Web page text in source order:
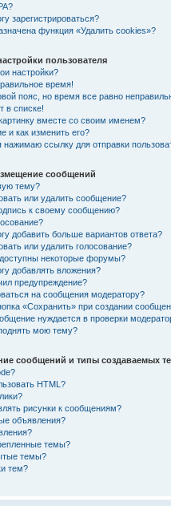
зарегистрироваться?
функция «Удалить cookies»?
пользователя
настройки?
время!
пояс, но время все равно
в списке!
вместе со своим именем?
и как изменить его?
нажимаю ссылку для отправки
сообщений
тему?
или удалить сообщение?
к своему сообщению?
добавить больше вариантов ответа?
или удалить голосование?
некоторые форумы?
добавлять вложения?
предупреждение?
на сообщения модератору?
«Сохранить» при создании
нуждается в проверки
мою тему?
сообщений и типы создаваемых
HTML?
рисунки к сообщениям?
объявления?
темы?
темы?
тем?